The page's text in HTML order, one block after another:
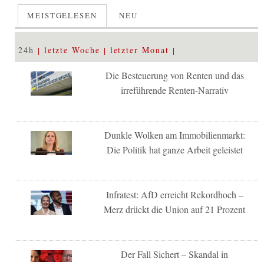
MEISTGELESEN NEU
24h letzte Woche letzter Monat
Die Besteuerung von Renten und das
irreführende Renten-Narrativ
Dunkle Wolken am Immobilienmarkt:
Die Politik hat ganze Arbeit geleistet
Infratest: AfD erreicht Rekordhoch –
Merz drückt die Union auf 21 Prozent
Der Fall Sichert – Skandal in